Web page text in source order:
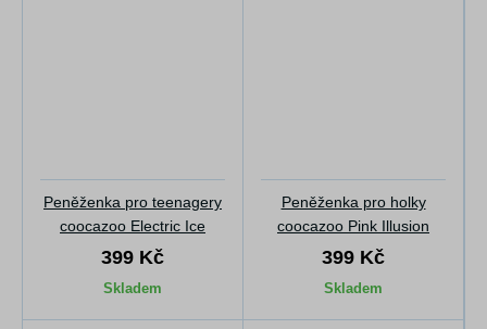
Peněženka pro teenagery
coocazoo Electric Ice
399 Kč
Skladem
Peněženka pro holky
coocazoo Pink Illusion
399 Kč
Skladem